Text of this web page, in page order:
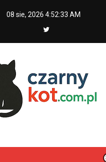
08 sie, 2026 4:52:33 AM